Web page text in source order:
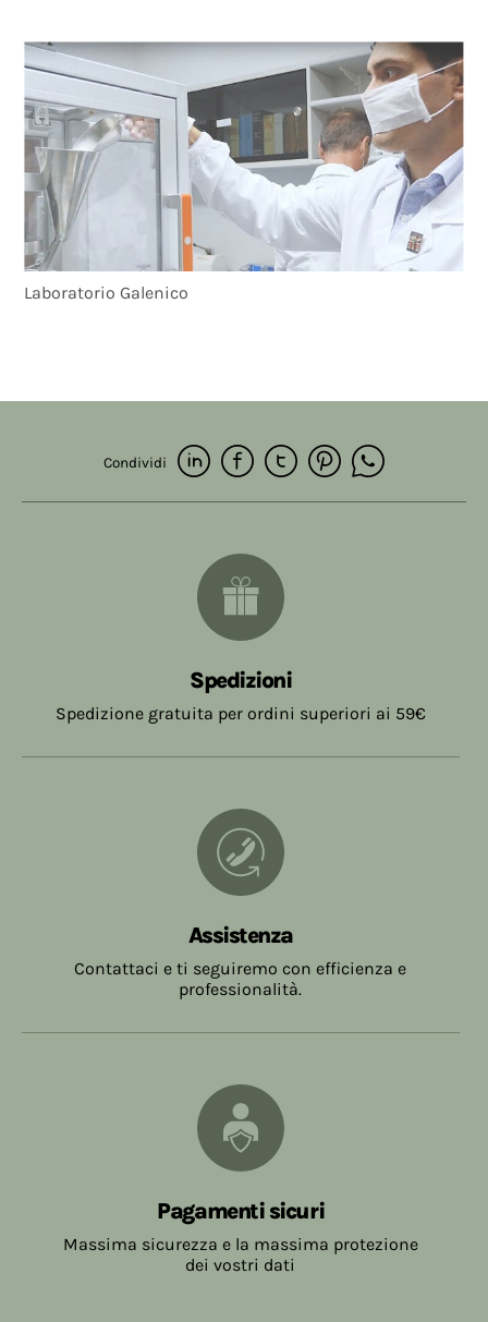
Laboratorio Galenico
Condividi
Spedizioni
Spedizione gratuita per ordini superiori ai 59€
Assistenza
Contattaci e ti seguiremo con efficienza e
professionalità.
Pagamenti sicuri
Massima sicurezza e la massima protezione
dei vostri dati